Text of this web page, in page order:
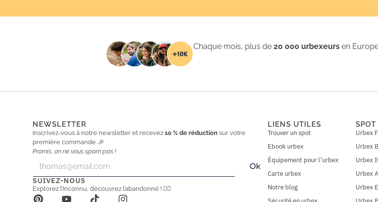
Chaque mois, plus de20 000 urbexeurs en
NEWSLETTER
Inscrivez-vous à notre newsletter et recevez10 % de réduction sur votre
première commande. 🎉
Promis, on ne vous spam pas !
a
i
l
a
i
l
Ok
SUIVEZ-NOUS
Explorez l’inconnu, découvrez l’abandonné ! 🕵️‍♂️
LIENS UTILES
Trouver un spot
Ebook urbex
Équipement pour l’urbex
Carte urbex
Notre blog
SPOT
Urbex
Urbex
Urbex
Urbex
Urbex